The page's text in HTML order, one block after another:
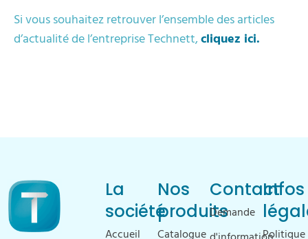
Si vous souhaitez retrouver l’ensemble des articles
d’actualité de l’entreprise Technett,cliquez ici.
La
société
Accueil
Nos
produits
Catalogue
Contact
Demande
Infos
Politique